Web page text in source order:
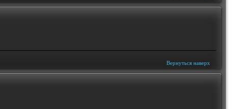
Вернуться наверх